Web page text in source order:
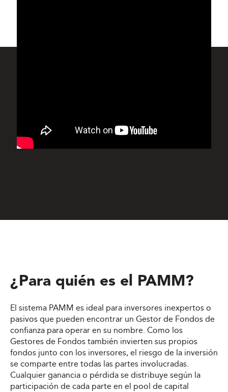
¿Para quién es el PAMM?
El sistema PAMM es ideal para inversores inexpertos o
pasivos que pueden encontrar un Gestor de Fondos de
confianza para operar en su nombre. Como los
Gestores de Fondos también invierten sus propios
fondos junto con los inversores, el riesgo de la inversión
se comparte entre todas las partes involucradas.
Cualquier ganancia o pérdida se distribuye según la
participación de cada parte en el pool de capital